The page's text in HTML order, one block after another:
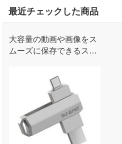
最近チェックした商品
大容量の動画や画像をス
ムーズに保存できるステ